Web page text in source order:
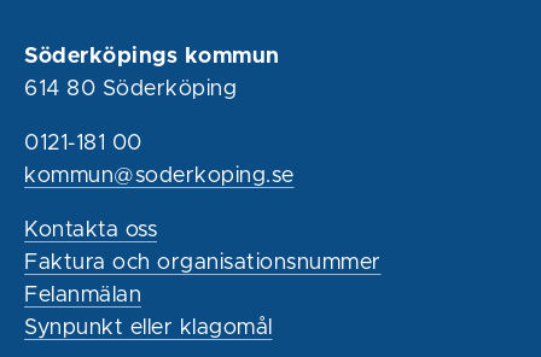
Söderköpings kommun
614 80 Söderköping
0121-181 00
kommun@soderkoping.se
Kontakta oss
Faktura och organisationsnummer
Felanmälan
Synpunkt eller klagomål